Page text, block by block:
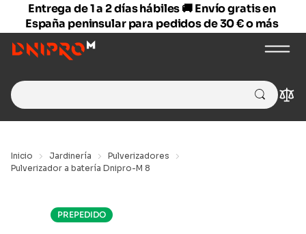
Entrega de 1 a 2 días hábiles 🚚 Envío gratis en
España peninsular para pedidos de 30 € o más
Search
for:
Inicio Jardinería
Pulverizadores
Pulverizador a batería Dnipro-M 8
PREPEDIDO